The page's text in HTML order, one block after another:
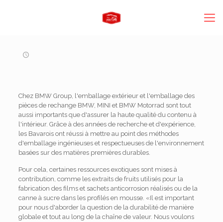
Chez BMW Group, l'emballage extérieur et l'emballage des
pièces de rechange BMW, MINI et BMW Motorrad sont tout
aussi importants que d'assurer la haute qualité du contenu à
l'intérieur. Grâce à des années de recherche et d'expérience,
les Bavarois ont réussi à mettre au point des méthodes
d'emballage ingénieuses et respectueuses de l'environnement
basées sur des matières premières durables.
Pour cela, certaines ressources exotiques sont mises à
contribution, comme les extraits de fruits utilisés pour la
fabrication des films et sachets anticorrosion réalisés ou de la
canne à sucre dans les profilés en mousse. «Il est important
pour nous d'aborder la question de la durabilité de manière
globale et tout au long de la chaîne de valeur. Nous voulons